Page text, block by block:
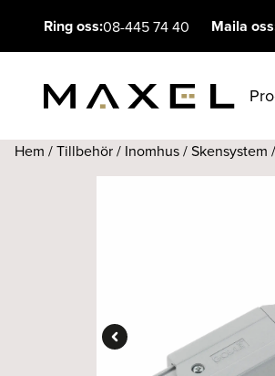
Ring oss:08-445 74 40 Maila
Hem /Tillbehör/ Inomhus/Skensystem /